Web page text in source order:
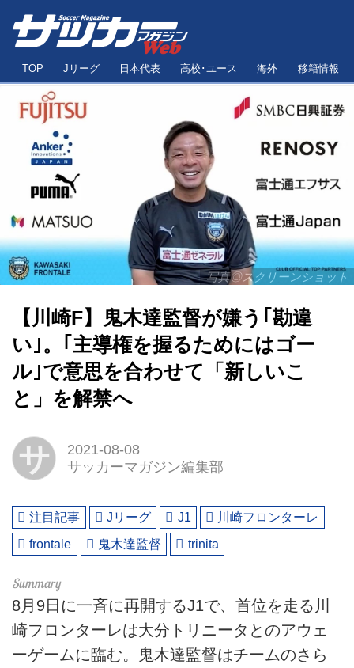
TOP Jリーグ 日本代表 高校･ユース 海外 移籍情報
写真◎スクリーンショット
【川崎F】鬼木達監督が嫌う｢勘違
い｣。｢主導権を握るためにはゴー
ル｣で意思を合わせて「新しいこ
と」を解禁へ
サ
2021-08-08
サッカーマガジン編集部
注目記事 Jリーグ J1
川崎フロンターレ
frontale
鬼木達監督 trinita
8月9日に一斉に再開するJ1で、首位を走る川
崎フロンターレは大分トリニータとのアウェ
ーゲームに臨む。鬼木達監督はチームのさら